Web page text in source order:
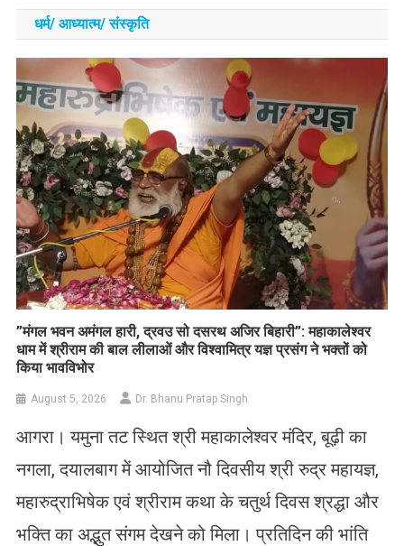
धर्म/ आध्‍यात्‍म/ संस्‍कृति
​”मंगल भवन अमंगल हारी, द्रवउ सो दसरथ अजिर बिहारी”: महाकालेश्वर
धाम में श्रीराम की बाल लीलाओं और विश्वामित्र यज्ञ प्रसंग ने भक्तों को
किया भावविभोर
August 5, 2026 Dr. Bhanu Pratap Singh
आगरा। यमुना तट स्थित श्री महाकालेश्वर मंदिर, बूढ़ी का
नगला, दयालबाग में आयोजित नौ दिवसीय श्री रुद्र महायज्ञ,
महारुद्राभिषेक एवं श्रीराम कथा के चतुर्थ दिवस श्रद्धा और
भक्ति का अद्भुत संगम देखने को मिला। प्रतिदिन की भांति